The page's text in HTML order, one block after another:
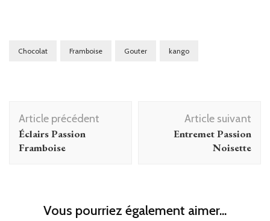
Chocolat Framboise Gouter kango
Navigation
d'article
Article précédent
Éclairs Passion
Framboise
Article suivant
Entremet Passion
Noisette
Vous pourriez également aimer...